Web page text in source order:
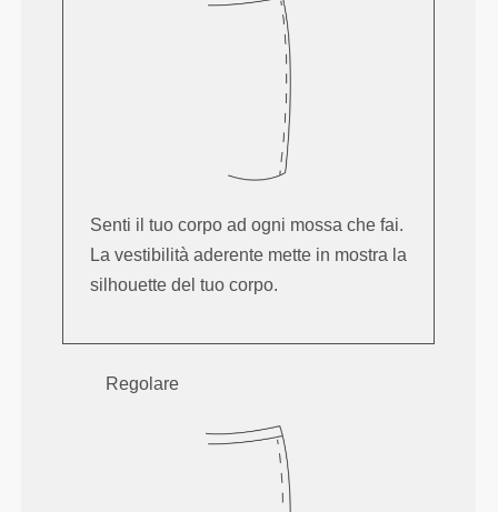
Senti il tuo corpo ad ogni mossa che fai.
La vestibilità aderente mette in mostra la
silhouette del tuo corpo.
Regolare